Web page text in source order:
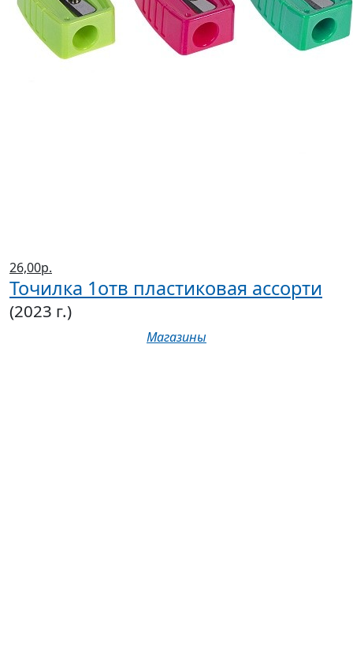
26,00р.
Точилка 1отв пластиковая ассорти
(2023 г.)
Магазины